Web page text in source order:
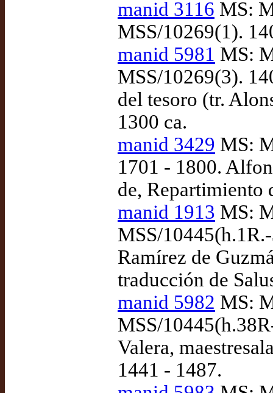
manid 3116 MS:
MSS/10269(1).
manid 5981 MS:
MSS/10269(3).
del tesoro (tr.
1300 ca.
manid 3429 MS:
1701 - 1800.
de, Repartimiento
manid 1913 MS:
MSS/
Ramírez de
traducción de
manid 5982 MS:
MSS/
Valera,
1441 - 1487.